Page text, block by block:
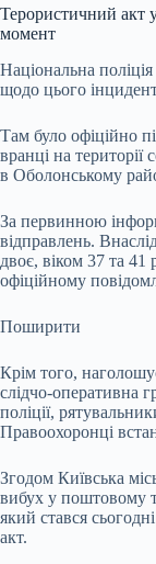
Терористичний акт
момент
Національна
щодо цього
Там було офіційно
вранці на
в Оболонському
За первинною
відправлень.
двоє, віком 37 та
офіційному
Поширити
Крім того,
слідчо-оперативна
поліції,
Правоохоронці
Згодом Київська
вибух у поштовому
який стався
акт.